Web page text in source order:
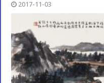
2017-11-03